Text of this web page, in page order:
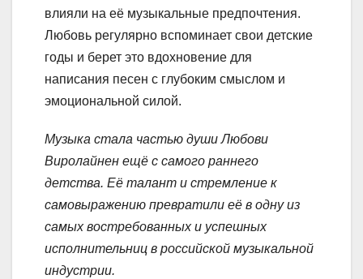
влияли на её музыкальные предпочтения.
Любовь регулярно вспоминает свои детские
годы и берет это вдохновение для
написания песен с глубоким смыслом и
эмоциональной силой.
Музыка стала частью души Любови
Виролайнен ещё с самого раннего
детства. Её талант и стремление к
самовыражению превратили её в одну из
самых востребованных и успешных
исполнительниц в российской музыкальной
индустрии.